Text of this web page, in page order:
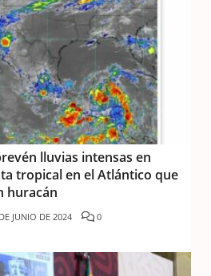
lluvias intensas en
tropical en el Atlántico que
huracán
JUNIO DE 2024 0